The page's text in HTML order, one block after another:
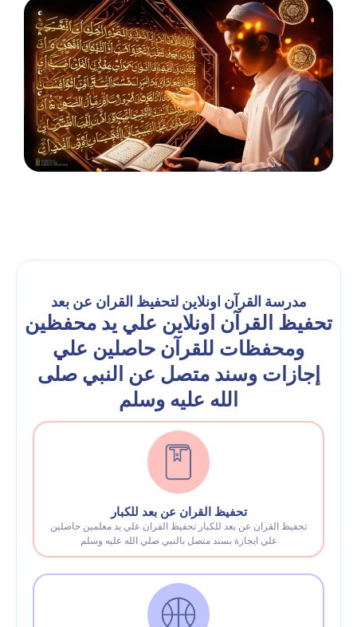
مدرسة القرآن اونلاين لتحفيظ القران عن بعد
تحفيظ القرآن اونلاين علي يد محفظين
ومحفظات للقرآن حاصلين علي
إجازات وسند متصل عن النبي صلى
الله عليه وسلم
تحفيظ القران عن بعد للكبار
تحفيظ القران عن بعد للكبار تحفيظ القران علي يد معلمين حاصلين
علي ايجازة بسند متصل بالنبي صلي الله عليه وسلم